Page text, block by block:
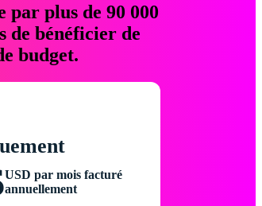
par plus de 90 000
de bénéficier de
budget.
USD par mois facturé
annuellement